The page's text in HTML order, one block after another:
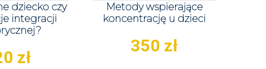
dziecko czy
integracji
zł
Metody wspierające
koncentrację u dzieci
350 zł